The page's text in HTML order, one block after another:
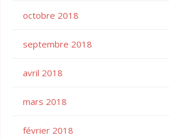
octobre 2018
septembre 2018
avril 2018
mars 2018
février 2018